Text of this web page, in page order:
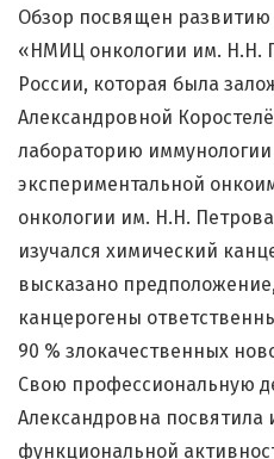
Обзор посвящен
«НМИЦ онкологии им. Н.Н.
России, которая была
Александровной
лабораторию иммунологии
экспериментальной
онкологии им. Н.Н.
изучался химический
высказано
канцерогены
90 % злокачественных
Свою профессиональную
Александровна посвятила
функциональной